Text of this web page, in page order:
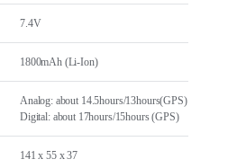
7.4V
1800mAh (Li-Ion)
Analog: about 14.5hours/13hours(GPS)
Digital: about 17hours/15hours (GPS)
141 x 55 x 37